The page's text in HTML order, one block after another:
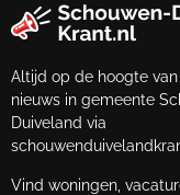
Altijd op de hoogte
nieuws in gemeente
Duiveland via
Vind woningen,